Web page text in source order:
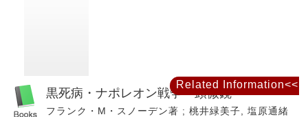
黒死病・ナポレオン戦争・顕微鏡
フランク・M・スノーデン著 ; 桃井緑美子, 塩原通緒
Related Information<<